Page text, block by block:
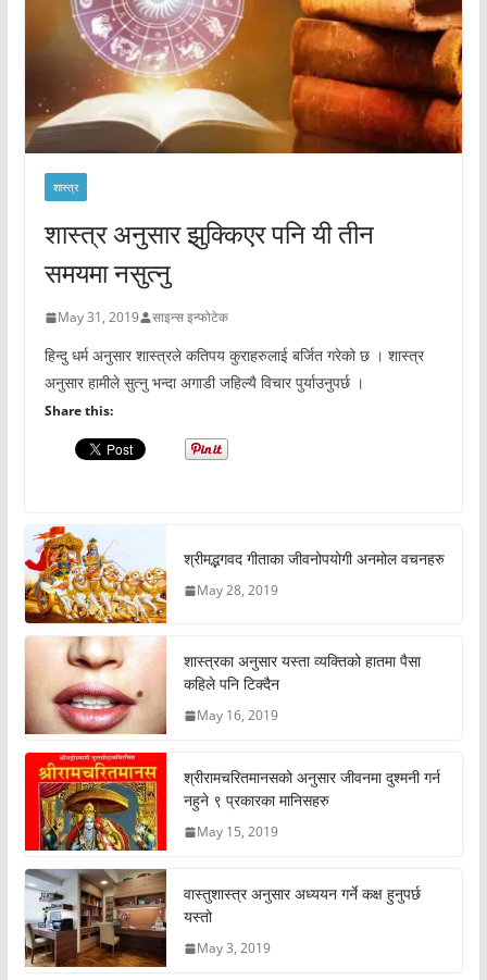
शास्त्र
शास्त्र अनुसार झुक्किएर पनि यी तीन
समयमा नसुत्नु
May 31, 2019 साइन्स इन्फोटेक
हिन्दु धर्म अनुसार शास्त्रले कतिपय कुराहरुलाई बर्जित गरेको छ । शास्त्र
अनुसार हामीले सुत्नु भन्दा अगाडी जहिल्यै विचार पुर्याउनुपर्छ ।
Share this:
श्रीमद्भगवद गीताका जीवनोपयोगी अनमोल वचनहरु
May 28, 2019
शास्त्रका अनुसार यस्ता व्यक्तिको हातमा पैसा
कहिले पनि टिक्दैन
May 16, 2019
श्रीरामचरितमानसको अनुसार जीवनमा दुश्मनी गर्न
नहुने ९ प्रकारका मानिसहरु
May 15, 2019
वास्तुशास्त्र अनुसार अध्ययन गर्ने कक्ष हुनुपर्छ
यस्तो
May 3, 2019